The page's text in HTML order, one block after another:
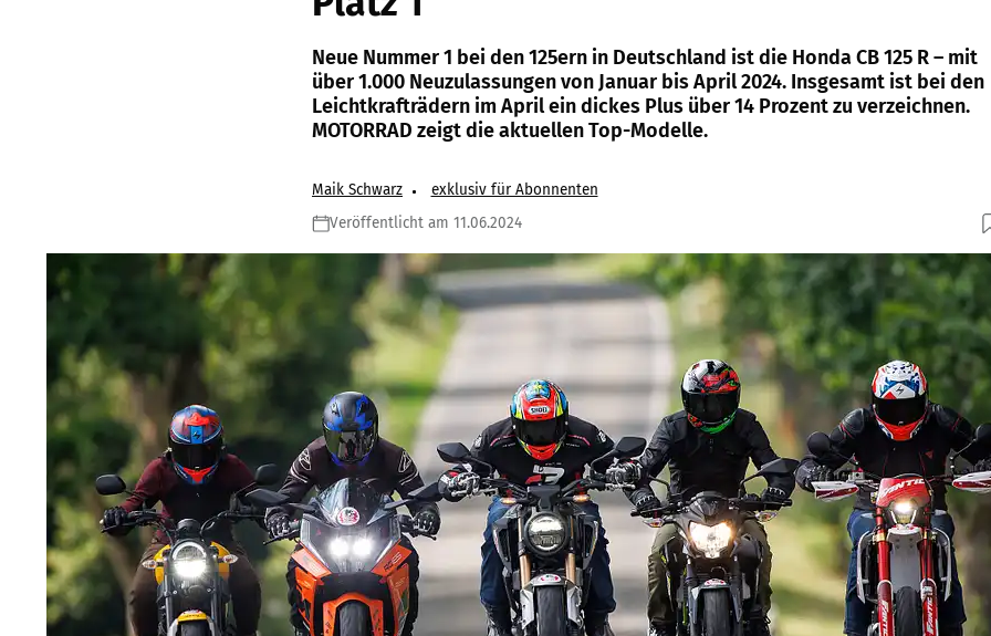
Neue Nummer 1 bei den 125ern in Deutschland ist die Honda CB 125 R – mit
über 1.000 Neuzulassungen von Januar bis April 2024. Insgesamt ist bei den
Leichtkrafträdern im April ein dickes Plus über 14 Prozent zu verzeichnen.
MOTORRAD zeigt die aktuellen Top-Modelle.
Maik Schwarz
exklusiv für Abonnenten
Veröffentlicht am 11.06.2024